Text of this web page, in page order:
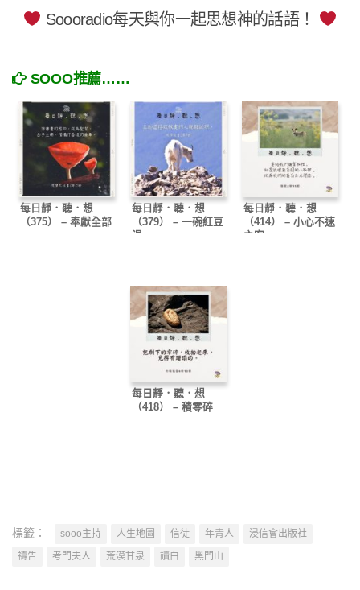
Soooradio每天與你一起思想神的話語！
SOOO推薦……
每日靜．聽．想
（375） – 奉獻全部
每日靜．聽．想
（379） – 一碗紅豆
湯
每日靜．聽．想
（414） – 小心不速
之客
每日靜．聽．想
（418） – 積零碎
標籤： sooo主持 人生地圖 信徒 年青人
浸信會出版社
禱告
考門夫人 荒漠甘泉 讀白 黑門山